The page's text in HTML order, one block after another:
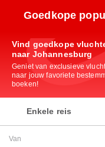
Goedkope
Vind goedkope
naar Johannesburg
Geniet van exclusieve
naar jouw favoriete
boeken!
Enkele reis
Van